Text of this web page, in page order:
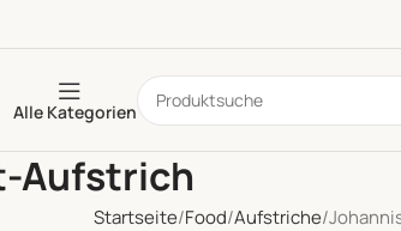
Alle Kategorien
Aufstrich
Startseite Food Aufstriche